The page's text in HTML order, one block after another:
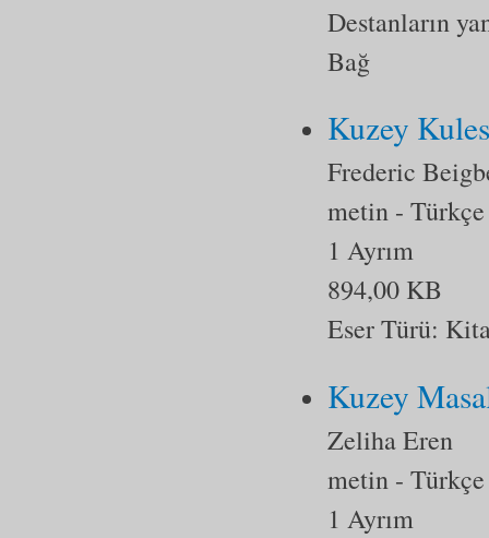
Destanların
Bağ
Kuzey
Frederic
metin - Türkçe
1 Ayrım
894,00 KB
Eser Türü:
Kuzey
Zeliha Eren
metin - Türkçe
1 Ayrım